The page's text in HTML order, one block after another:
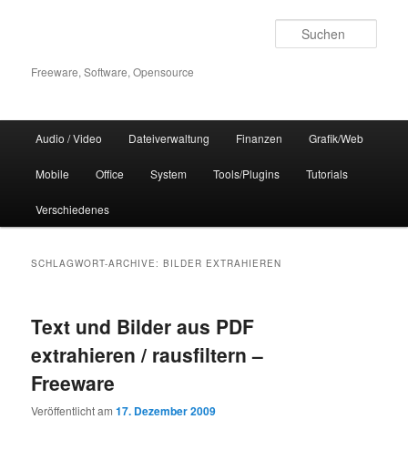
wechselnFreeware, Software, Opensource
Audio / Video Dateiverwaltung Finanzen Grafik/Web
Mobile Office System Tools/Plugins Tutorials
Verschiedenes
SCHLAGWORT-ARCHIVE:BILDER EXTRAHIEREN
Text und Bilder aus PDF
extrahieren / rausfiltern –
Freeware
Veröffentlicht am17. Dezember 2009